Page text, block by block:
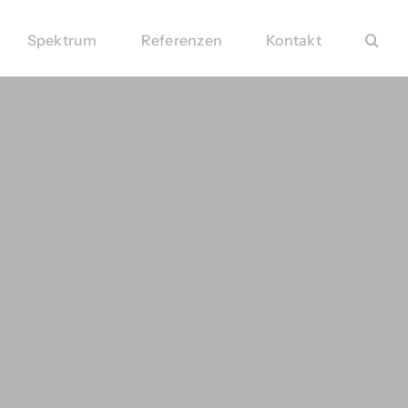
Spektrum Referenzen Kontakt